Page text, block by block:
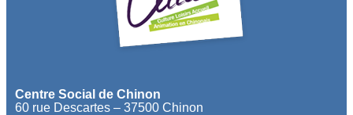
Centre Social de Chinon
60 rue Descartes – 37500 Chinon